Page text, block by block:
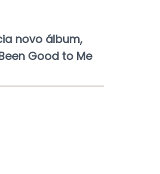
novo álbum,
Good to Me